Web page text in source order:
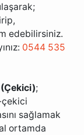
edebilirsiniz.
0544 535
;
sağlamak
ortamda